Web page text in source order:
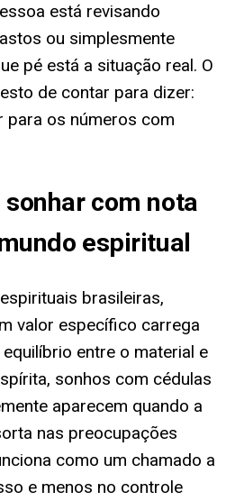
está revisando
ou simplesmente
pé está a situação real. O
de contar para dizer:
para os números com
com nota
espiritual
brasileiras,
valor específico carrega
entre o material e
sonhos com cédulas
aparecem quando a
nas preocupações
como um chamado a
e menos no controle